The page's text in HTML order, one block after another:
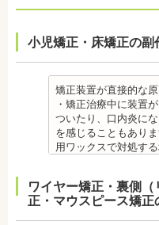
小児矯正・床矯正の副
矯正装置が直接的な
・矯正治療中に装置
ついたり、口内炎に
を感じることもあり
用ワックスで対処す
が、数ヶ月で慣れる
・装置の装着中は発
・矯正装置を装着し
ワイヤー矯正・裏側
正・マウスピース矯正